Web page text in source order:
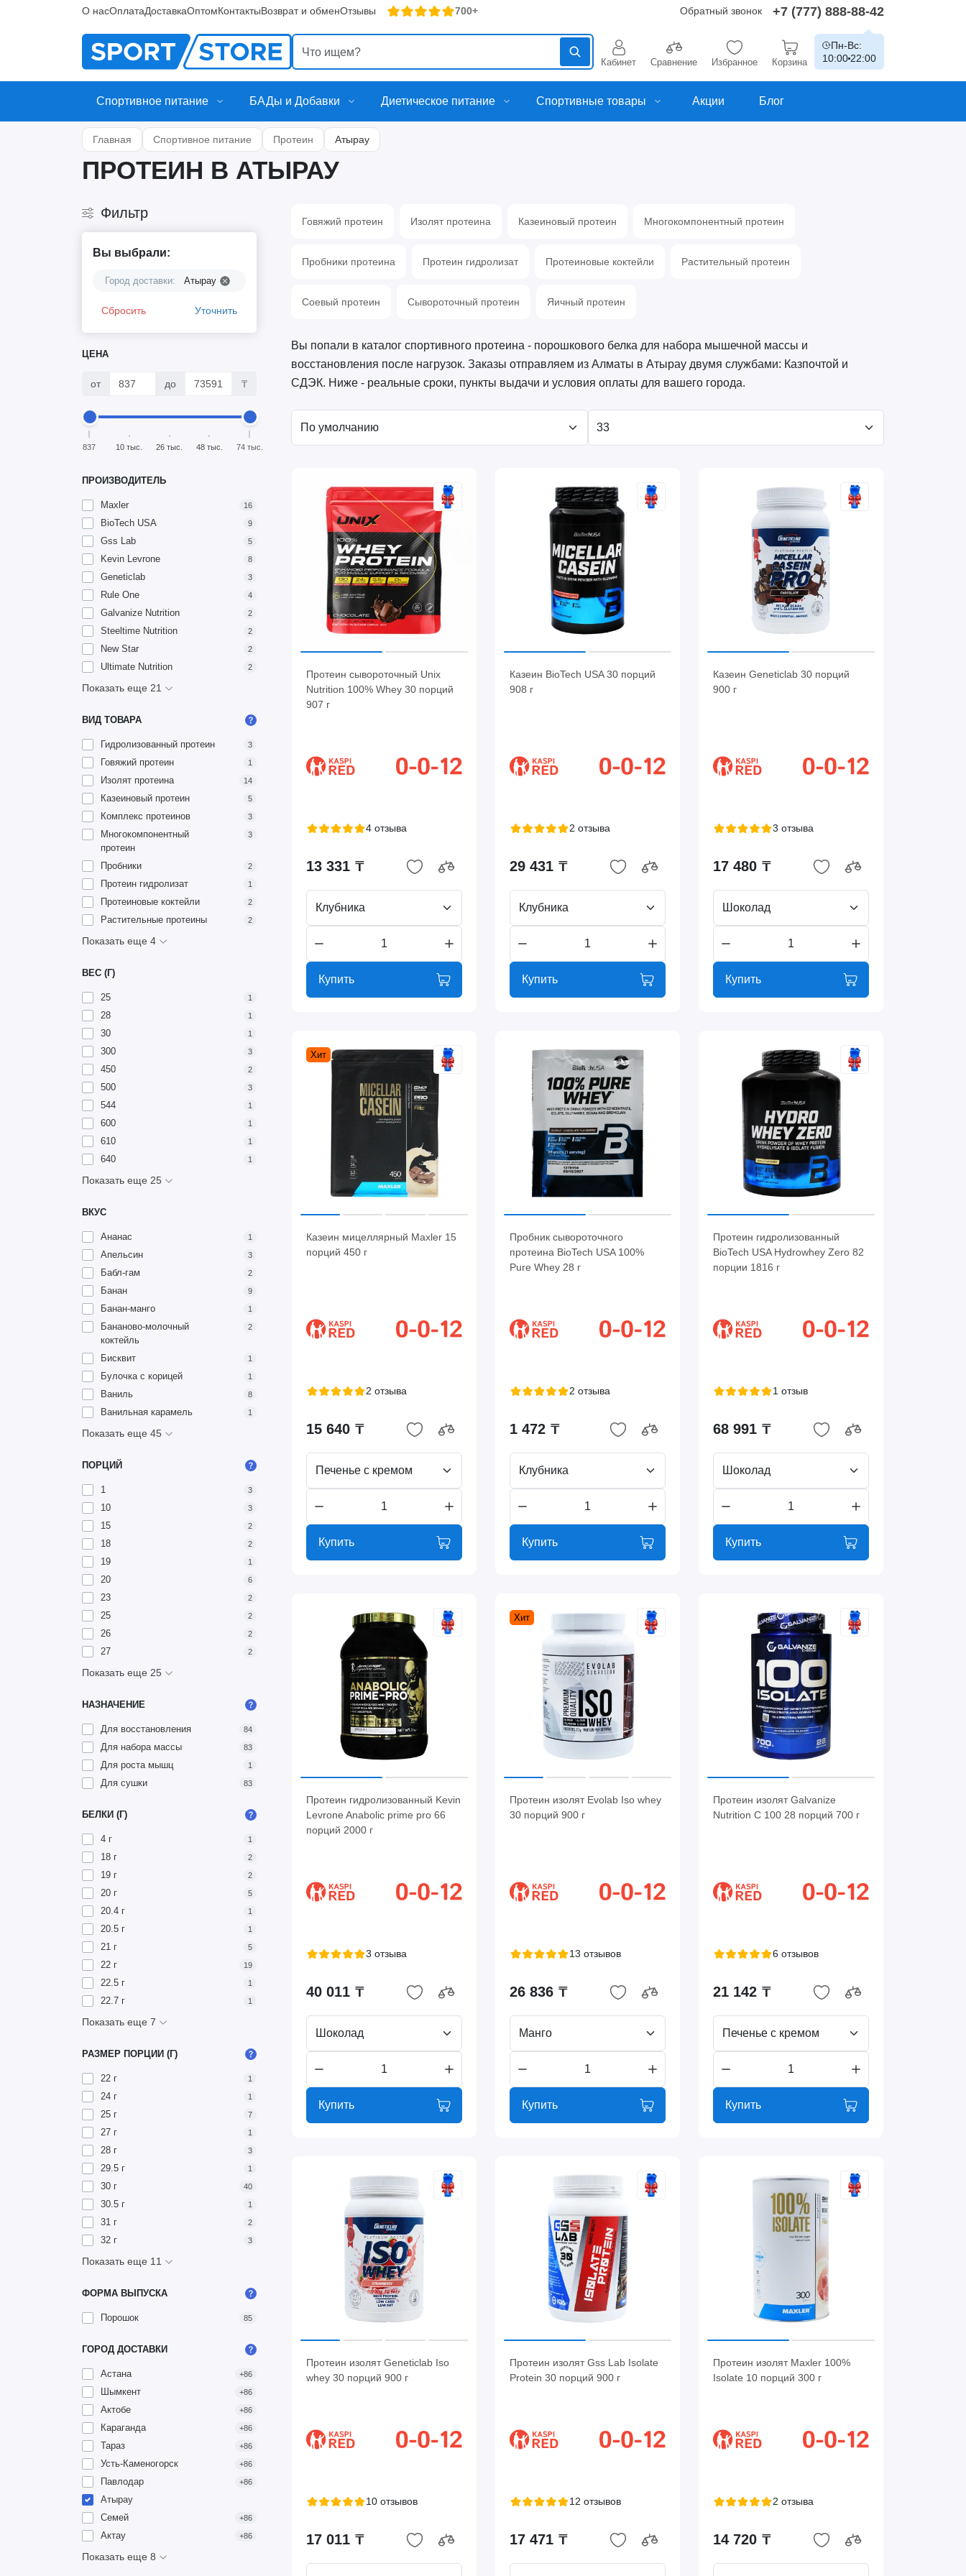
О насОплатаДоставкаОптомКонтактыВозврат и обменОтзывы 700+ Обратный звонок +7 (777) 888-88-42
Кабинет Сравнение Избранное Корзина
Пн-Вс:
10:00 22:00
Спортивное питание БАДы и Добавки Диетическое питание Спортивные товары Акции Блог
Главная Спортивное питание Протеин Атырау
ПРОТЕИН В АТЫРАУ
Фильтр
Вы выбрали:
Город доставки: Атырау
Сбросить Уточнить
ЦЕНА
от до ₸
837 10 тыс. 26 тыс. 48 тыс. 74 тыс.
ПРОИЗВОДИТЕЛЬ
Maxler 16
BioTech USA 9
Gss Lab 5
Kevin Levrone 8
Geneticlab 3
Rule One 4
Galvanize Nutrition 2
Steeltime Nutrition 2
New Star 2
Ultimate Nutrition 2
Показать еще 21
ВИД ТОВАРА
Гидролизованный протеин 3
Говяжий протеин 1
Изолят протеина 14
Казеиновый протеин 5
Комплекс протеинов 3
Многокомпонентный
протеин
3
Пробники 2
Протеин гидролизат 1
Протеиновые коктейли 2
Растительные протеины 2
Показать еще 4
ВЕС (Г)
25 1
28 1
30 1
300 3
450 2
500 3
544 1
600 1
610 1
640 1
Показать еще 25
ВКУС
Ананас 1
Апельсин 3
Бабл-гам 2
Банан 9
Банан-манго 1
Бананово-молочный
коктейль
2
Бисквит 1
Булочка с корицей 1
Ваниль 8
Ванильная карамель 1
Показать еще 45
ПОРЦИЙ
1 3
10 3
15 2
18 2
19 1
20 6
23 2
25 2
26 2
27 2
Показать еще 25
НАЗНАЧЕНИЕ
Для восстановления 84
Для набора массы 83
Для роста мышц 1
Для сушки 83
БЕЛКИ (Г)
4 г 1
18 г 2
19 г 2
20 г 5
20.4 г 1
20.5 г 1
21 г 5
22 г 19
22.5 г 1
22.7 г 1
Показать еще 7
РАЗМЕР ПОРЦИИ (Г)
22 г 1
24 г 1
25 г 7
27 г 1
28 г 3
29.5 г 1
30 г 40
30.5 г 1
31 г 2
32 г 3
Показать еще 11
ФОРМА ВЫПУСКА
Порошок 85
ГОРОД ДОСТАВКИ
Астана +86
Шымкент +86
Актобе +86
Караганда +86
Тараз +86
Усть-Каменогорск +86
Павлодар +86
Атырау
Семей
+86
Актау +86
Показать еще 8
Говяжий протеин Изолят протеина Казеиновый протеин Многокомпонентный протеин
Пробники протеина Протеин гидролизат Протеиновые коктейли Растительный протеин
Соевый протеин Сывороточный протеин Яичный протеин
Вы попали в каталог спортивного протеина - порошкового белка для набора мышечной массы и
восстановления после нагрузок. Заказы отправляем из Алматы в Атырау двумя службами: Казпочтой и
СДЭК. Ниже - реальные сроки, пункты выдачи и условия оплаты для вашего города.
Протеин сывороточный Unix
Nutrition 100% Whey 30 порций
907 г
4 отзыва
13 331 ₸
Клубника
Купить
Казеин BioTech USA 30 порций
908 г
2 отзыва
29 431 ₸
Клубника
Купить
Казеин Geneticlab 30 порций
900 г
3 отзыва
17 480 ₸
Шоколад
Купить
Хит
Казеин мицеллярный Maxler 15
порций 450 г
2 отзыва
15 640 ₸
Печенье с кремом
Купить
Пробник сывороточного
протеина BioTech USA 100%
Pure Whey 28 г
2 отзыва
1 472 ₸
Клубника
Купить
Протеин гидролизованный
BioTech USA Hydrowhey Zero 82
порции 1816 г
1 отзыв
68 991 ₸
Шоколад
Купить
Протеин гидролизованный Kevin
Levrone Anabolic prime pro 66
порций 2000 г
3 отзыва
40 011 ₸
Шоколад
Купить
Хит
Протеин изолят Evolab Iso whey
30 порций 900 г
13 отзывов
26 836 ₸
Манго
Купить
Протеин изолят Galvanize
Nutrition C 100 28 порций 700 г
6 отзывов
21 142 ₸
Печенье с кремом
Купить
Протеин изолят Geneticlab Iso
whey 30 порций 900 г
10 отзывов
17 011 ₸
Протеин изолят Gss Lab Isolate
Protein 30 порций 900 г
12 отзывов
17 471 ₸
Протеин изолят Maxler 100%
Isolate 10 порций 300 г
2 отзыва
14 720 ₸